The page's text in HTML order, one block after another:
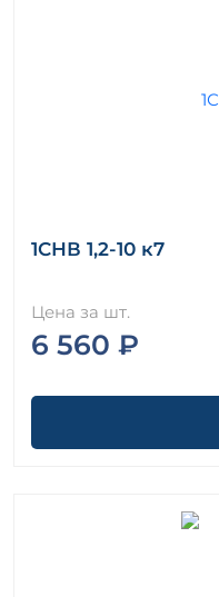
1СНВ 1,2-10 к7
Цена за шт.
6 560 ₽